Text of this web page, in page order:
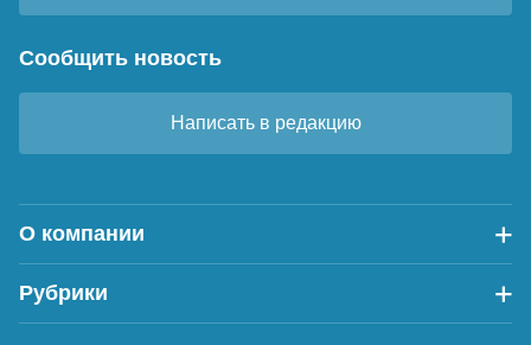
Сообщить новость
Написать в редакцию
О компании
Рубрики